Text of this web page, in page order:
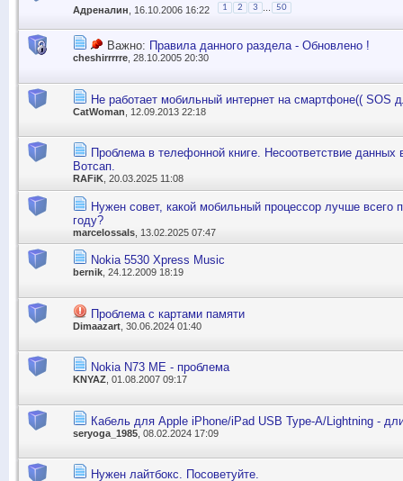
Адреналин , 16.10.2006 16:22 1 2 3 50
Важно: Правила данного раздела - Обновлено !
cheshirrrrre, 28.10.2005 20:30
Не работает мобильный интернет на смартфоне(( SOS
CatWoman , 12.09.2013 22:18
Проблема в телефонной книге. Несоответствие данных
Вотсап.
RAFiK , 20.03.2025 11:08
Нужен совет, какой мобильный процессор лучше всего
году?
marcelossals , 13.02.2025 07:47
Nokia 5530 Xpress Music
bernik , 24.12.2009 18:19
Проблема с картами памяти
Dimaazart , 30.06.2024 01:40
Nokia N73 ME - проблема
KNYAZ , 01.08.2007 09:17
Кабель для Apple iPhone/iPad USB Type-A/Lightning -
seryoga_1985 , 08.02.2024 17:09
Нужен лайтбокс. Посоветуйте.